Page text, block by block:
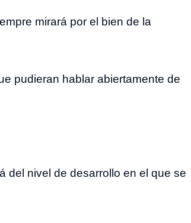
mirará por el bien de la
pudieran hablar abiertamente de
del nivel de desarrollo en el que se